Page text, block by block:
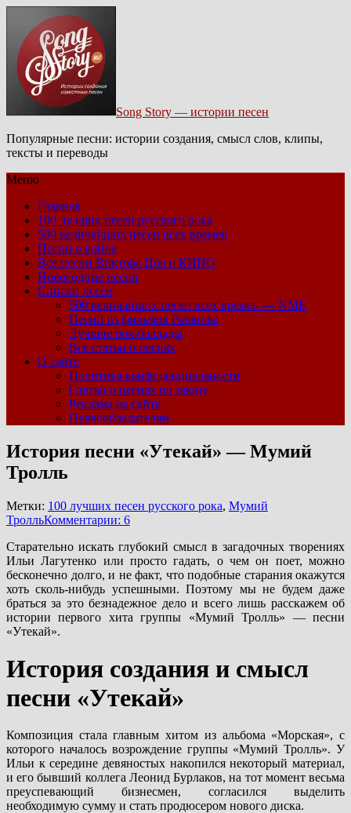
Song Story — истории песен
Популярные песни: истории создания, смысл слов, клипы,
тексты и переводы
Меню
Главная
100 лучших песен русского рока
500 величайших песен всех времен
Песни о войне
Все песни Виктора Цоя и КИНО
Новогодние песни
Списки песен
500 величайших песен всех времен — NME
Песни из фильмов Рязанова
Лучшие рок-баллады
Все статьи о песнях
О сайте
Политика конфиденциальности
Статьи о песнях по заказу
Реклама на сайте
Правообладателям
История песни «Утекай» — Мумий
Тролль
Метки: 100 лучших песен русского рока, Мумий
ТролльКомментарии: 6
Старательно искать глубокий смысл в загадочных творениях
Ильи Лагутенко или просто гадать, о чем он поет, можно
бесконечно долго, и не факт, что подобные старания окажутся
хоть сколь-нибудь успешными. Поэтому мы не будем даже
браться за это безнадежное дело и всего лишь расскажем об
истории первого хита группы «Мумий Тролль» — песни
«Утекай».
История создания и смысл
песни «Утекай»
Композиция стала главным хитом из альбома «Морская», с
которого началось возрождение группы «Мумий Тролль». У
Ильи к середине девяностых накопился некоторый материал,
и его бывший коллега Леонид Бурлаков, на тот момент весьма
преуспевающий бизнесмен, согласился выделить
необходимую сумму и стать продюсером нового диска.